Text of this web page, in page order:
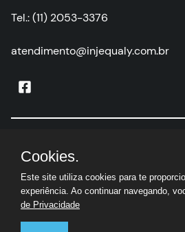
Tel.: (11) 2053-3376
atendimento@injequaly.com.br
Injequaly
direitos
Cookies.
Este site utiliza cookies para te
experiência. Ao continuar navegando,
de Privacidade